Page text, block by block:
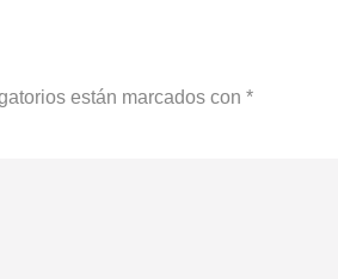
están marcados con *